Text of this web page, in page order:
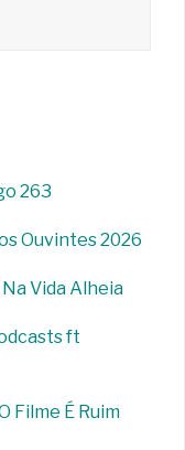
263
Ouvintes 2026
Vida Alheia
ft
Filme É Ruim